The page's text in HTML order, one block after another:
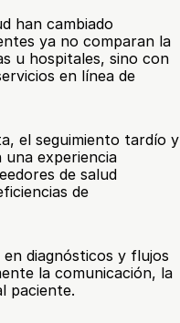
han cambiado
ya no comparan la
u hospitales, sino con
en línea de
el seguimiento tardío y
una experiencia
de salud
de
diagnósticos y flujos
la comunicación, la
paciente.